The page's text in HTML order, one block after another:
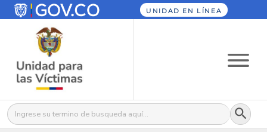
UNIDAD EN LÍNEA
Buscar: Botón